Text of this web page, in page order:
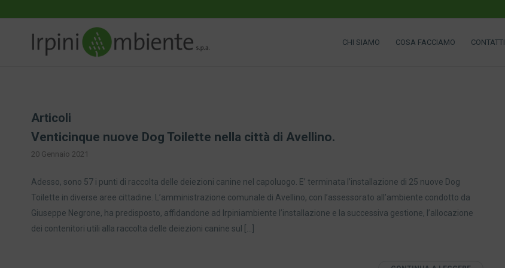
CHI SIAMO COSA FACCIAMO CONTATTI
Articoli
Venticinque nuove Dog Toilette nella città di Avellino.
20 Gennaio 2021
Adesso, sono 57 i punti di raccolta delle deiezioni canine nel capoluogo. E’ terminata l’installazione di 25 nuove Dog
Toilette in diverse aree cittadine. L’amministrazione comunale di Avellino, con l’assessorato all’ambiente condotto da
Giuseppe Negrone, ha predisposto, affidandone ad Irpiniambiente l’installazione e la successiva gestione, l’allocazione
dei contenitori utili alla raccolta delle deiezioni canine sul […]